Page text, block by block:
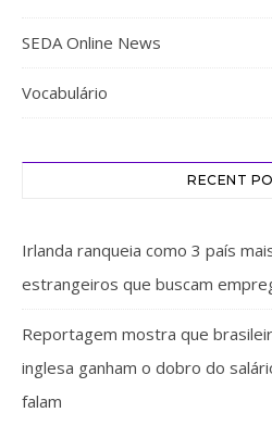
SEDA Online News
Vocabulário
RECENT
Irlanda ranqueia como 3 país
estrangeiros que buscam
Reportagem mostra que
inglesa ganham o dobro do
falam